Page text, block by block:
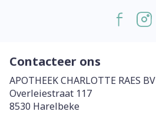
Contacteer ons
APOTHEEK CHARLOTTE RAES BV
Overleiestraat 117
8530 Harelbeke